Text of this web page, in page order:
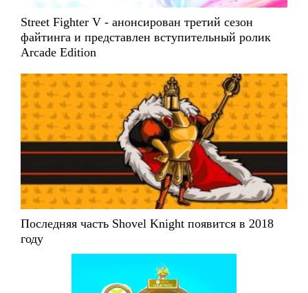
Street Fighter V - анонсирован третий сезон
файтинга и представлен вступительный ролик
Arcade Edition
Последняя часть Shovel Knight появится в 2018
году